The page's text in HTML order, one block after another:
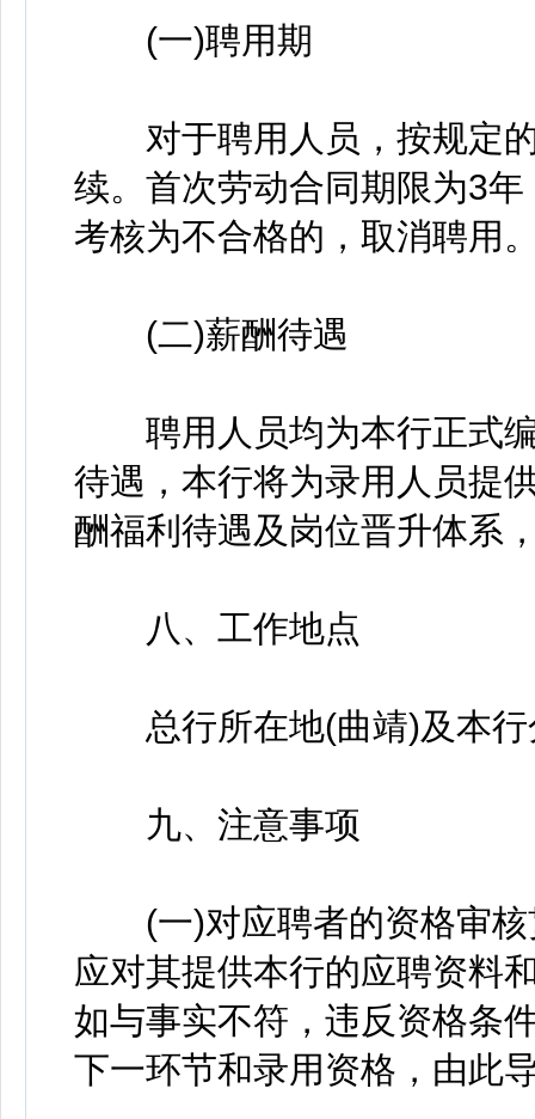
(一)聘用期
对于聘用人员，按规定的
续。首次劳动合同期限为3
考核为不合格的，取消聘用
(二)薪酬待遇
聘用人员均为本行正式编
待遇，本行将为录用人员提
酬福利待遇及岗位晋升体系
八、工作地点
总行所在地(曲靖)及本行
九、注意事项
(一)对应聘者的资格审核
应对其提供本行的应聘资料
如与事实不符，违反资格条
下一环节和录用资格，由此